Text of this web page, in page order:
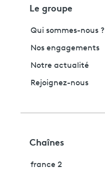
Le groupe
Qui sommes-nous ?
Nos engagements
Notre actualité
Rejoignez-nous
Chaînes
france 2